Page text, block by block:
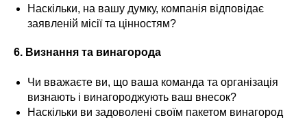
Наскільки, на вашу думку, компанія відповідає
заявленій місії та цінностям?
6. Визнання та винагорода
Чи вважаєте ви, що ваша команда та організація
визнають і винагороджують ваш внесок?
Наскільки ви задоволені своїм пакетом винагород